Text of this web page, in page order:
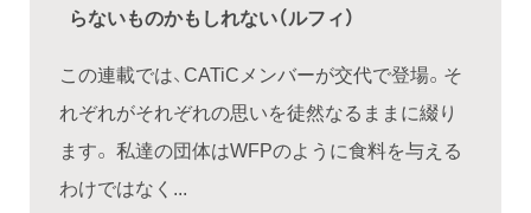
らないものかもしれない（ルフィ）
この連載では、CATiCメンバーが交代で登場。そ
れぞれがそれぞれの思いを徒然なるままに綴り
ます。 私達の団体はWFPのように食料を与える
わけではなく...